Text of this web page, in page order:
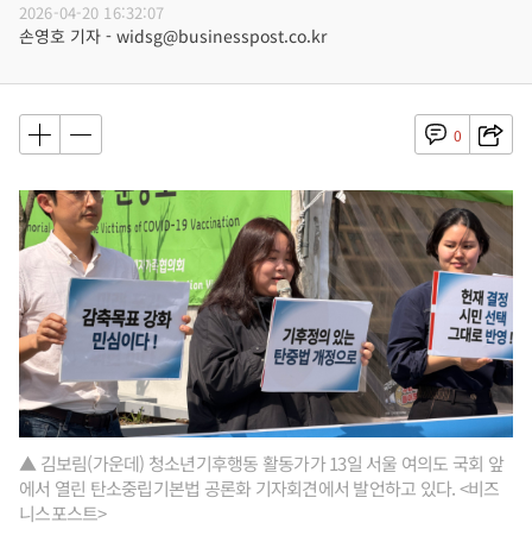
2026-04-20 16:32:07
손영호 기자 - widsg@businesspost.co.kr
0
▲ 김보림(가운데) 청소년기후행동 활동가가 13일 서울 여의도 국회 앞
에서 열린 탄소중립기본법 공론화 기자회견에서 발언하고 있다. <비즈
니스포스트>